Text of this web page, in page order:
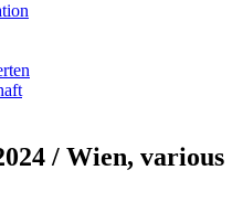
/ Wien, various